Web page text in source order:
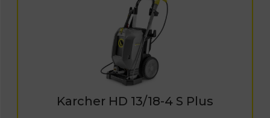
Karcher HD 13/18-4 S Plus